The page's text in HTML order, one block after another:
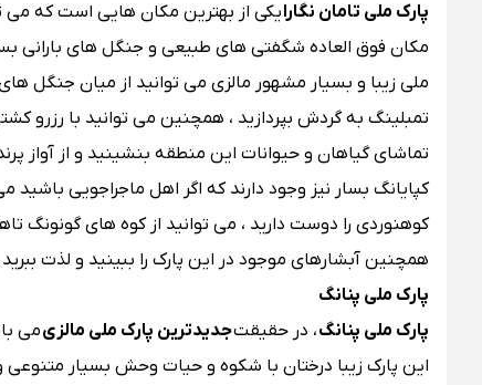
پارک ملی تامان نگارایکی از بهترین مکان هایی است که می
مکان فوق العاده شگفتی های طبیعی و جنگل های بارانی
ملی زیبا و بسیار مشهور مالزی می توانید از میان جنگل
تمبلینگ به گردش بپردازید ، همچنین می توانید با رزرو
تماشای گیاهان و حیوانات این منطقه بنشینید و از آواز
کپایانگ بسار نیز وجود دارند که اگر اهل ماجراجویی باشید
کوهنوردی را دوست دارید ، می توانید از کوه های گونونگ
همچنین آبشارهای موجود در این پارک را ببینید و لذت
پارک ملی پنانگ
پارک ملی پنانگ، در حقیقتجدیدترین پارک ملی مالزیمی
این پارک زیبا درختان با شکوه و حیات وحش بسیار متنوعی